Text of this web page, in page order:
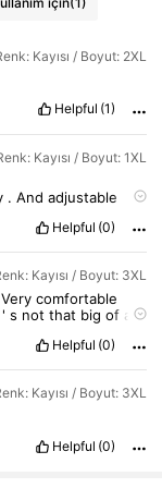
Kayısı / Boyut: 2XL
Helpful (1)
Kayısı / Boyut: 1XL
.Andadjustable
thepictures
Helpful (0)
Kayısı / Boyut: 3XL
Verycomfortable
's notthat bigof a
Helpful (0)
Kayısı / Boyut: 3XL
Helpful (0)